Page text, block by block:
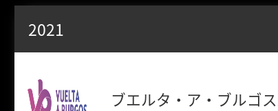
2021
ブエルタ・ア・ブルゴ